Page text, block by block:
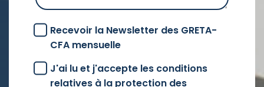
Recevoir la Newsletter des GRETA-
CFA mensuelle
J'ai lu et j'accepte les conditions
relatives à la protection des